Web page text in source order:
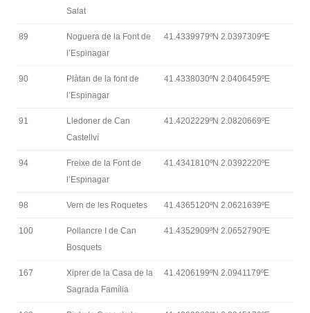
Salat
89
Noguera de la Font de
l’Espinagar
41.4339979ºN 2.0397309ºE
90
Plàtan de la font de
l’Espinagar
41.4338030ºN 2.0406459ºE
91
Lledoner de Can
Castellví
41.4202229ºN 2.0820669ºE
94
Freixe de la Font de
l’Espinagar
41.4341810ºN 2.0392220ºE
98 Vern de les Roquetes 41.4365120ºN 2.0621639ºE
100
Pollancre I de Can
Bosquets
41.4352909ºN 2.0652790ºE
167
Xiprer de la Casa de la
Sagrada Família
41.4206199ºN 2.0941179ºE